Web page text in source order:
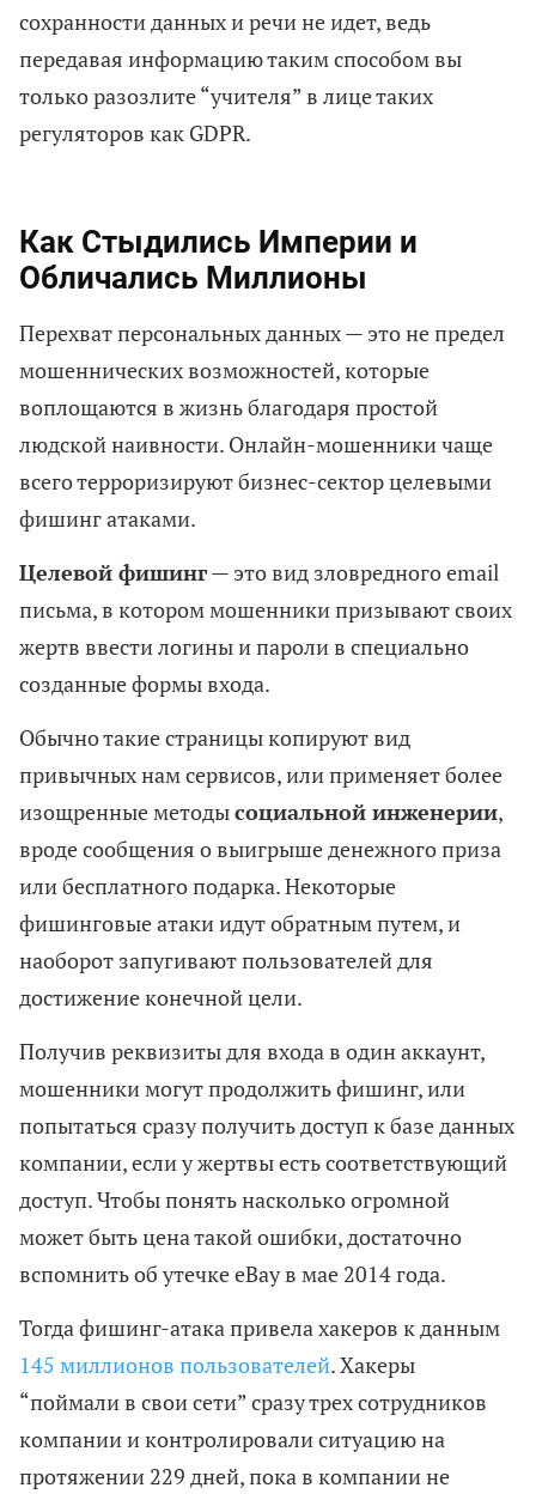
сохранности данных и речи не идет, ведь
передавая информацию таким способом вы
только разозлите “учителя” в лице таких
регуляторов как GDPR.
Как Стыдились Империи и
Обличались Миллионы
Перехват персональных данных — это не предел
мошеннических возможностей, которые
воплощаются в жизнь благодаря простой
людской наивности. Онлайн-мошенники чаще
всего терроризируют бизнес-сектор целевыми
фишинг атаками.
Целевой фишинг— это вид зловредного email
письма, в котором мошенники призывают своих
жертв ввести логины и пароли в специально
созданные формы входа.
Обычно такие страницы копируют вид
привычных нам сервисов, или применяет более
изощренные методысоциальной инженерии,
вроде сообщения о выигрыше денежного приза
или бесплатного подарка. Некоторые
фишинговые атаки идут обратным путем, и
наоборот запугивают пользователей для
достижение конечной цели.
Получив реквизиты для входа в один аккаунт,
мошенники могут продолжить фишинг, или
попытаться сразу получить доступ к базе данных
компании, если у жертвы есть соответствующий
доступ. Чтобы понять насколько огромной
может быть цена такой ошибки, достаточно
вспомнить об утечке eBay в мае 2014 года.
Тогда фишинг-атака привела хакеров к данным
145 миллионов пользователей. Хакеры
“поймали в свои сети” сразу трех сотрудников
компании и контролировали ситуацию на
протяжении 229 дней, пока в компании не